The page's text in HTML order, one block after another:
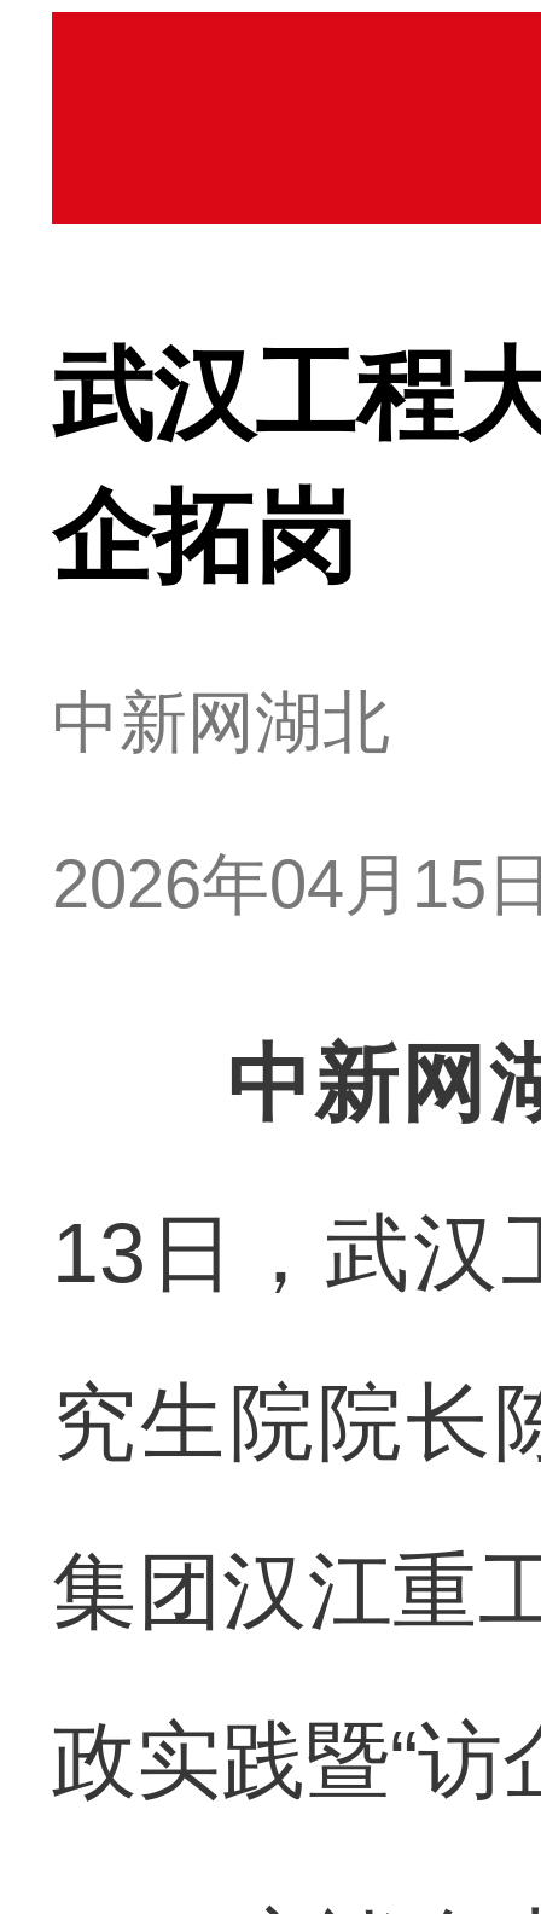
武汉工程
企拓岗
中新网湖北
2026年04月15
中新网
13日，武汉
究生院院长
集团汉江重
政实践暨“访